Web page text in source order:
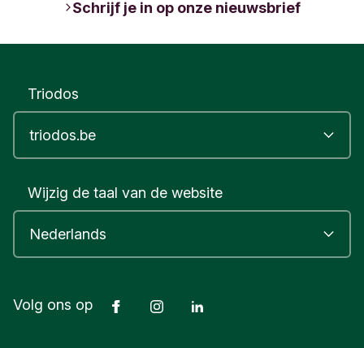
Schrijf je in op onze nieuwsbrief
Triodos
Wijzig de taal van de website
Volg ons op FacebookInstagram